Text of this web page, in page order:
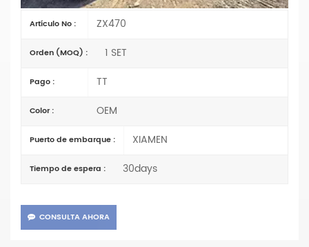
Artículo No : ZX470
Orden (MOQ) : 1 SET
Pago : TT
Color : OEM
Puerto de embarque : XIAMEN
Tiempo de espera : 30days
CONSULTA AHORA